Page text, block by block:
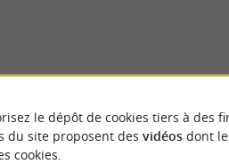
le dépôt de cookies tiers à des
du site proposent des vidéosdont
cookies.